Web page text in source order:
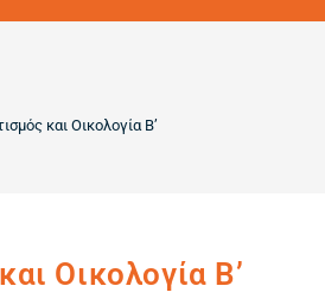
και Οικολογία B’
Οικολογία B’